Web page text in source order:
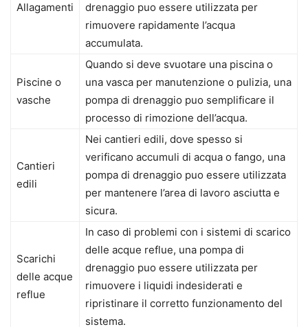
Allagamenti
drenaggio puo essere utilizzata per
rimuovere rapidamente l’acqua
accumulata.
Piscine o
vasche
Quando si deve svuotare una piscina o
una vasca per manutenzione o pulizia, una
pompa di drenaggio puo semplificare il
processo di rimozione dell’acqua.
Cantieri
edili
Nei cantieri edili, dove spesso si
verificano accumuli di acqua o fango, una
pompa di drenaggio puo essere utilizzata
per mantenere l’area di lavoro asciutta e
sicura.
Scarichi
delle acque
reflue
In caso di problemi con i sistemi di scarico
delle acque reflue, una pompa di
drenaggio puo essere utilizzata per
rimuovere i liquidi indesiderati e
ripristinare il corretto funzionamento del
sistema.